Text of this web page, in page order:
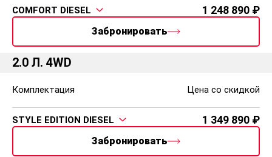
COMFORT DIESEL 1 248 890
Забронировать
2.0 Л. 4WD
Комплектация Цена со скидкой
STYLE EDITION DIESEL 1 349 890
Забронировать